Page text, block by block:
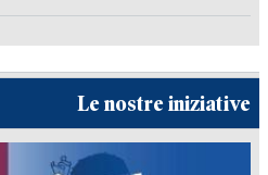
Le nostre iniziative